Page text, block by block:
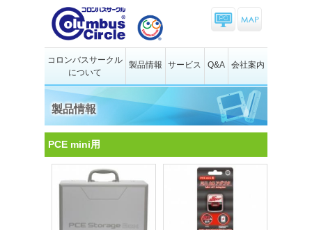
コロンバスサークル
について
製品情報 サービス Q&A 会社案内
製品情報
PCE mini用